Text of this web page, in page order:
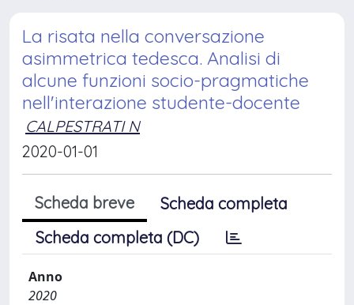
La risata nella conversazione
asimmetrica tedesca. Analisi di
alcune funzioni socio-pragmatiche
nell'interazione studente-docente
CALPESTRATI N
2020-01-01
Scheda breve
Scheda completa
Scheda completa (DC)
Anno
2020